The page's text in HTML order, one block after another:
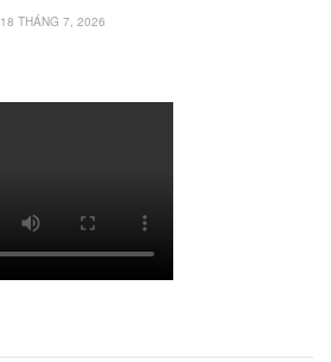
18 THÁNG 7, 2026